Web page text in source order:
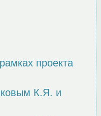
проекта
К.Я. и